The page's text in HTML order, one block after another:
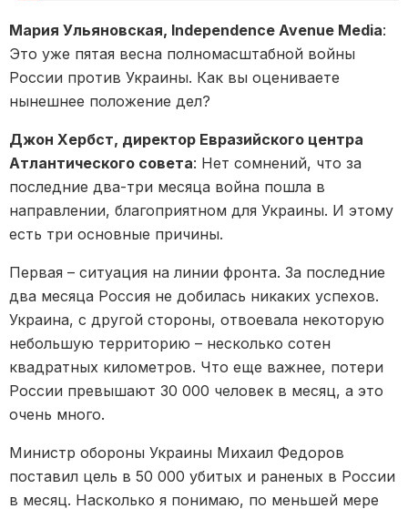
Мария Ульяновская, Independence Avenue Media:
Это уже пятая весна полномасштабной войны
России против Украины. Как вы оцениваете
нынешнее положение дел?
Джон Хербст, директор Евразийского центра
Атлантического совета: Нет сомнений, что за
последние два-три месяца война пошла в
направлении, благоприятном для Украины. И этому
есть три основные причины.
Первая – ситуация на линии фронта. За последние
два месяца Россия не добилась никаких успехов.
Украина, с другой стороны, отвоевала некоторую
небольшую территорию – несколько сотен
квадратных километров. Что еще важнее, потери
России превышают 30 000 человек в месяц, а это
очень много.
Министр обороны Украины Михаил Федоров
поставил цель в 50 000 убитых и раненых в России
в месяц. Насколько я понимаю, по меньшей мере